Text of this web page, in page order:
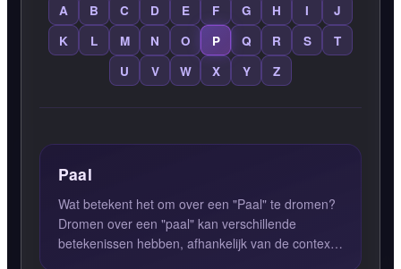
A B C D E F G H I
J
K
L M N O P Q R S
T
U
V W X Y Z
Paal
Wat betekent het om over een "Paal" te dromen?
Dromen over een "paal" kan verschillende
betekenissen hebben, afhankelijk van de context